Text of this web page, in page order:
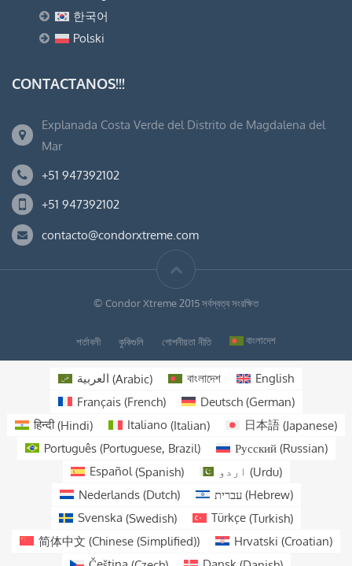
한국어
Polski
CONTACTANOS!!!
Explanada Costa Verde del Distrito de Magdalena del
Mar
+51 947392102
+51 947392102
contacto@condorxtreme.com
© Condor Xtreme 2015 সর্বস্বত্ব সংরক্ষিত
শর্তাবলী কুকিগুলি গোপনীয়তা নীতি বাংলাদেশ
العربية (Arabic) বাংলাদেশ
English
Français(French) Deutsch(German)
हिन्दी(Hindi) Italiano (Italian) 日本語 (Japanese)
Português(Portuguese, Brazil) Русский(Russian)
Español(Spanish) (Urdu)
Nederlands(Dutch) עברית(Hebrew)
Svenska (Swedish) Türkçe (Turkish)
简体中文 (Chinese (Simplified)) Hrvatski (Croatian)